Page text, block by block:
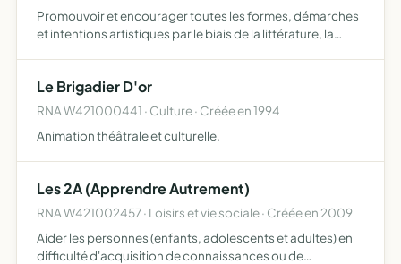
Promouvoir et encourager toutes les formes, démarches
et intentions artistiques par le biais de la littérature, la
Le Brigadier D'or
RNA W421000441 · Culture · Créée en 1994
Animation théâtrale et culturelle.
Les 2A (Apprendre Autrement)
RNA W421002457 · Loisirs et vie sociale · Créée en 2009
Aider les personnes (enfants, adolescents et adultes) en
difficulté d'acquisition de connaissances ou de